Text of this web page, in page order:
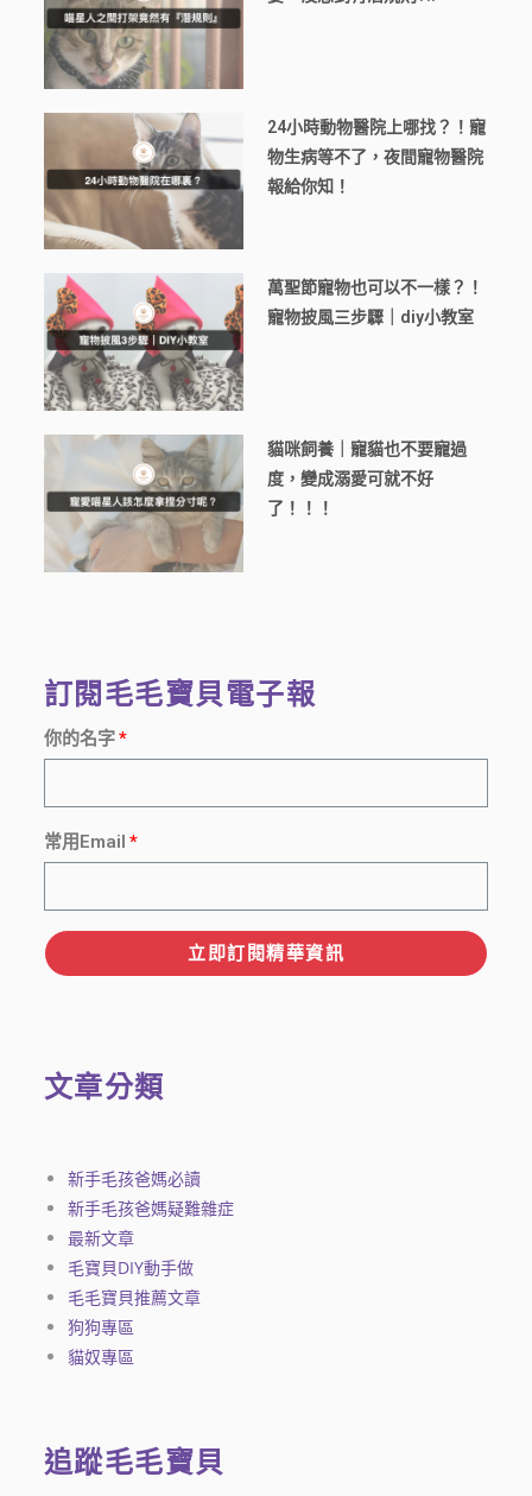
24小時動物醫院上哪找？！寵
物生病等不了，夜間寵物醫院
報給你知！
萬聖節寵物也可以不一樣？！
寵物披風三步驟｜diy小教室
貓咪飼養｜寵貓也不要寵過
度，變成溺愛可就不好
了！！！
訂閱毛毛寶貝電子報
你的名字
常用Email
立即訂閱精華資訊
文章分類
新手毛孩爸媽必讀
新手毛孩爸媽疑難雜症
最新文章
毛寶貝DIY動手做
毛毛寶貝推薦文章
狗狗專區
貓奴專區
追蹤毛毛寶貝